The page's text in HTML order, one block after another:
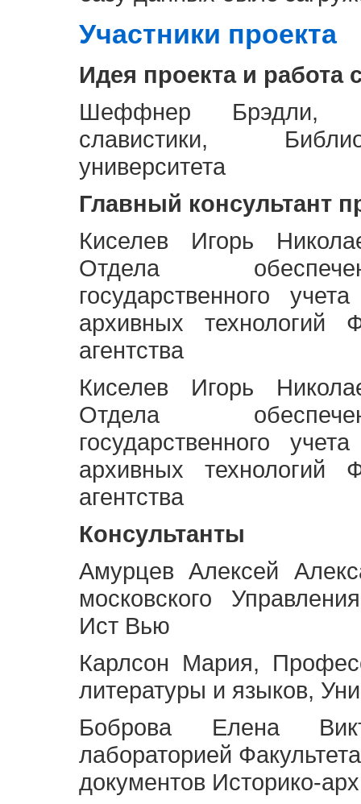
Участники проекта
Идея проекта и работа
Шеффнер Брэдли,
славистики,
университета
Главный консультант
Киселев Игорь
Отдела
государственного
архивных технологий
агентства
Киселев Игорь
Отдела
государственного
архивных технологий
агентства
Консультанты
Амурцев Алексей
московского
Ист Вью
Карлсон Мария,
литературы и языков,
Боброва Елена
лабораторией
документов Историко-